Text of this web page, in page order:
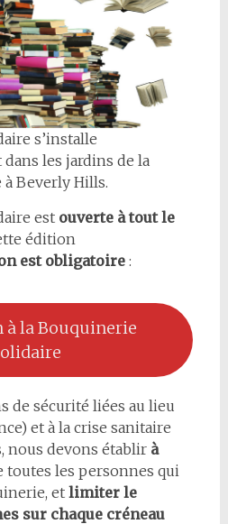
s’installe
les jardins de la
à Beverly Hills.
est ouverte à tout le
édition
est obligatoire:
la Bouquinerie
de sécurité liées au lieu
et à la crise sanitaire
nous devons établir à
toutes les personnes qui
et limiter le
sur chaque créneau